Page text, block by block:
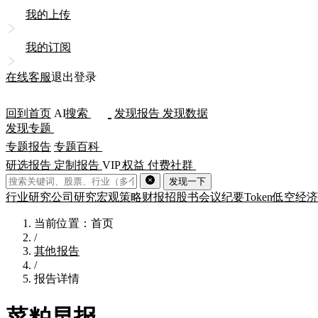
我的上传
我的订阅
在线客服退出登录
回到首页 AI搜索 发现报告 发现数据
发现专题
专题报告 专题百科
研选报告 定制报告 VIP权益 付费社群
发现一下
行业研究公司研究宏观策略财报招股书会议纪要Token低空经济
当前位置：首页
/
其他报告
/
报告详情